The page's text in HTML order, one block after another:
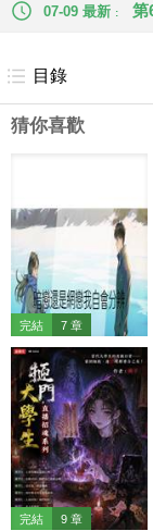
07-09 最新 第
目錄
猜你喜歡
完結 7 章
完結 9 章